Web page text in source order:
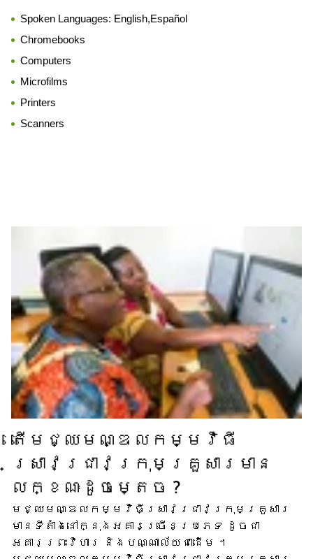
Spoken Languages: English,Español
Chromebooks
Computers
Microfilms
Printers
Scanners
តើ​មជ្ឈមណ្ឌល​កម្មវិធី​
ស្រាវជ្រាវ​ក្រុមគ្រួសារ​មាន​
លក្ខណៈ​ដូចម្តេច ?
មជ្ឈមណ្ឌល​កម្មវិធី​ស្រាវជ្រាវ​ក្រុមគ្រួសារ​
មាន​ទីតាំង​នៅក្នុង​អគារ​ច្រើន​ប្រភេទ ដូចជា​
អគារ​ព្រះវិហារ និង​បណ្ណាល័យ​ជាដើម ។